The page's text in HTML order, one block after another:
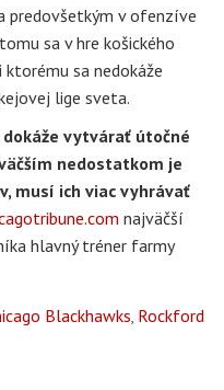
predovšetkým v ofenzíve
sa v hre košického
sa nedokáže
lige sveta.
vytvárať útočné
nedostatkom je
musí ich viac vyhrávať
najväčší
hlavný tréner farmy
Blackhawks Rockford